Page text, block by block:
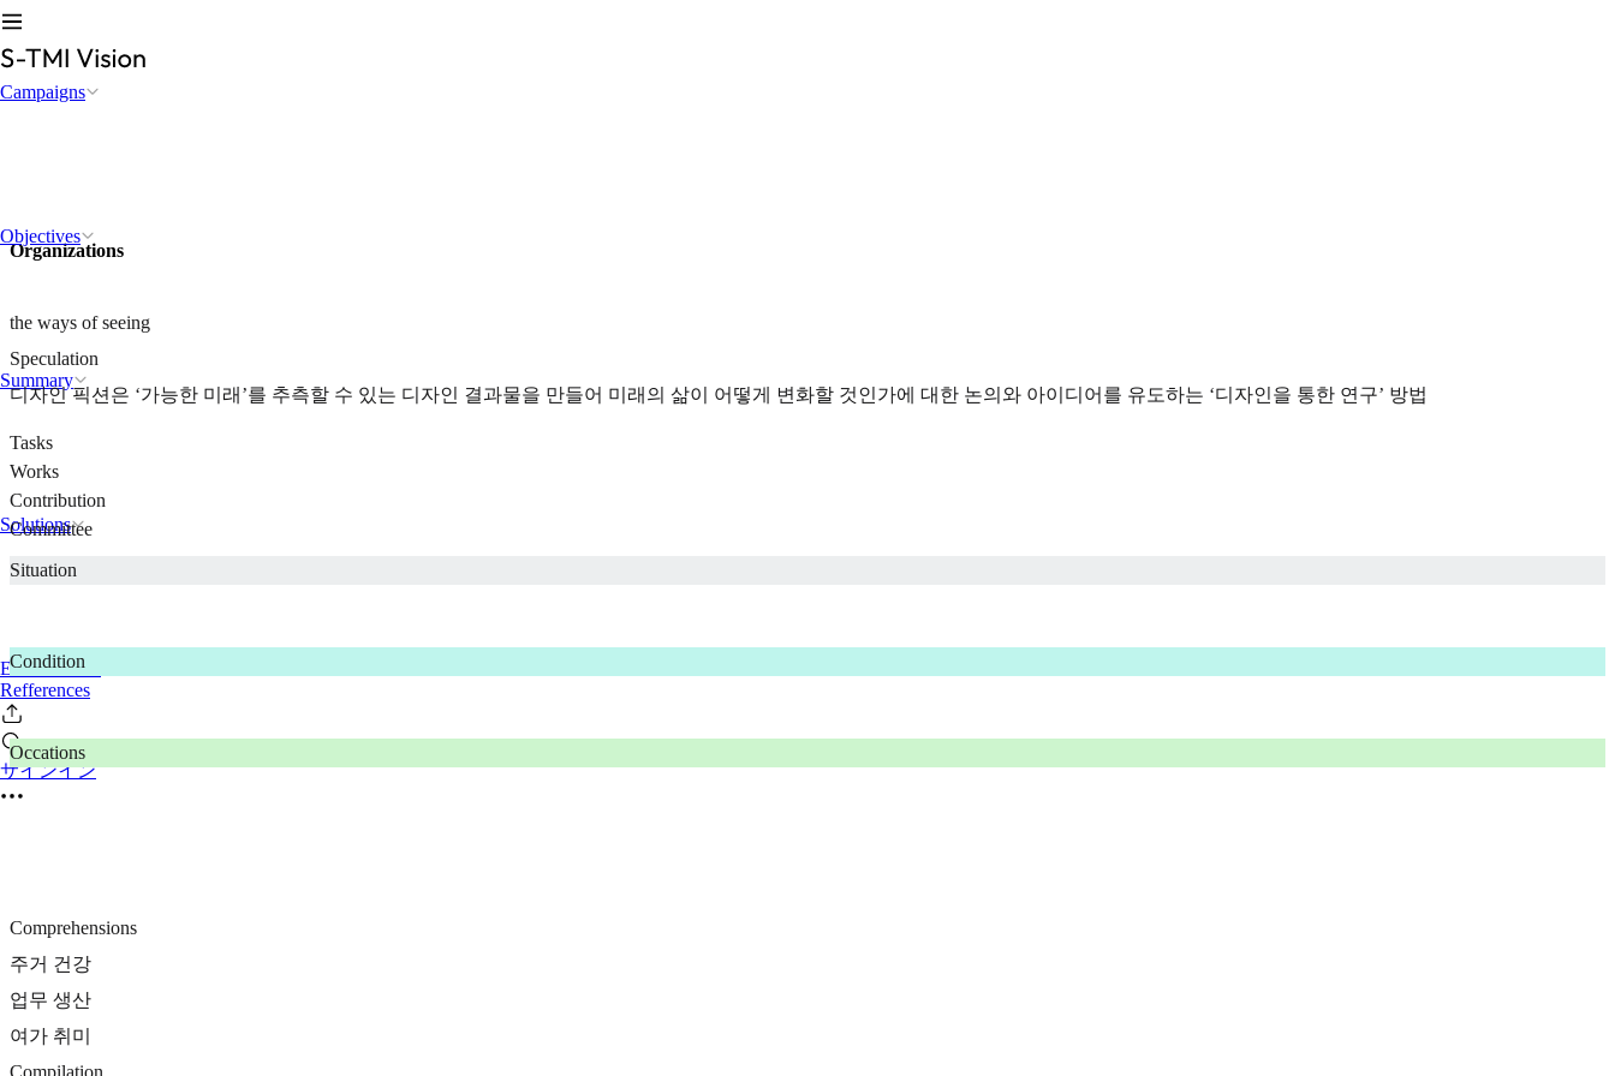
Campaigns
Objectives
Summary
Solutions
Events News
Refferences
サインイン
Organizations
the ways of seeing
Speculation
디자인 픽션은 ‘가능한 미래’를 추측할 수 있는 디자인 결과물을 만들어 미래의 삶이 어떻게 변화할 것인가에 대한 논의와 아이디어를 유도하는 ‘디자인을 통한 연구’ 방법
Tasks
Works
Contribution
Committee
Situation
Condition
Occations
Comprehensions
주거 건강
업무 생산
여가 취미